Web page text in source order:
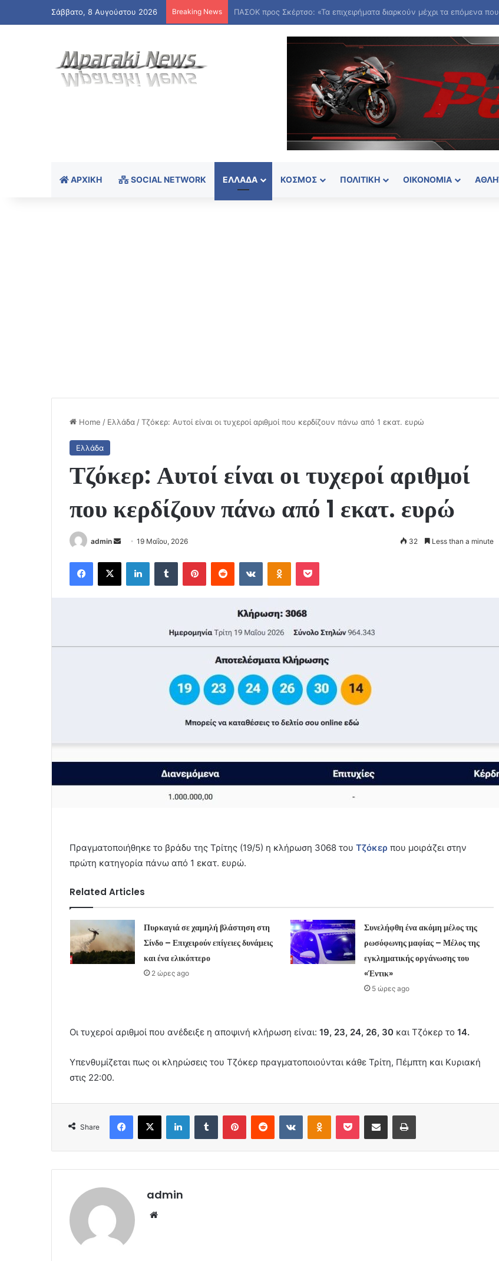
Σάββατο, 8 Αυγούστου 2026 Breaking News
ΑΡΧΙΚΉ SOCIAL NETWORK ΕΛΛΆΔΑ ΚΌΣΜΟΣ ΠΟΛΙΤΙΚΉ ΟΙΚΟΝΟΜΊΑ
Home / Ελλάδα /Τζόκερ: Αυτοί είναι οι τυχεροί αριθμοί που κερδίζουν πάνω από 1 εκατ. ευρώ
Ελλάδα
Τζόκερ: Αυτοί είναι οι τυχεροί αριθμοί
που κερδίζουν πάνω από 1 εκατ. ευρώ
admin
Send
email
19 Μαΐου, 2026 32 Less than a minute
Facebook
X LinkedInTumblr PinterestReddit VKontakteOdnoklassniki
Pocket
Πραγματοποιήθηκε το βράδυ της Τρίτης (19/5) η κλήρωση 3068 του Τζόκερ που μοιράζει στην
πρώτη κατηγορία πάνω από 1 εκατ. ευρώ.
Related Articles
Πυρκαγιά σε χαμηλή βλάστηση στη
Σίνδο – Επιχειρούν επίγειες δυνάμεις
και ένα ελικόπτερο
2 ώρες ago
Συνελήφθη ένα ακόμη μέλος της
ρωσόφωνης μαφίας – Μέλος της
εγκληματικής οργάνωσης του
«Έντικ»
5 ώρες ago
Οι τυχεροί αριθμοί που ανέδειξε η αποψινή κλήρωση είναι: 19, 23, 24, 26, 30 και Τζόκερ το 14.
Υπενθυμίζεται πως οι κληρώσεις του Τζόκερ πραγματοποιούνται κάθε Τρίτη, Πέμπτη και Κυριακή
στις 22:00.
Share
Facebook
X LinkedInTumblr PinterestReddit VKontakteOdnoklassniki
Pocket Share via Email Print
admin